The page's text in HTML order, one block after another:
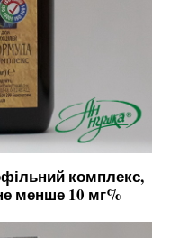
комплекс,
менше 10 мг%